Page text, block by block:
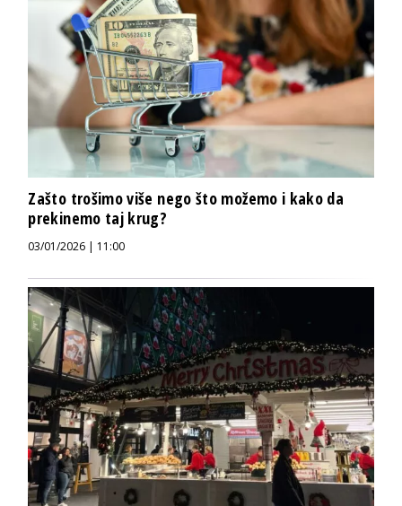
Zašto trošimo više nego što možemo i kako da
prekinemo taj krug?
03/01/2026 | 11:00